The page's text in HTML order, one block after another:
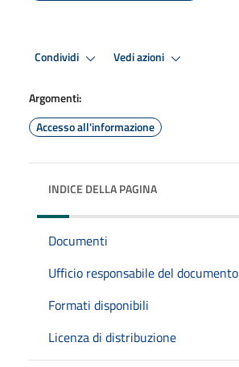
Condividi Vedi azioni
Argomenti:
Accesso all'informazione
INDICE DELLA PAGINA
Documenti
Ufficio responsabile del documento
Formati disponibili
Licenza di distribuzione